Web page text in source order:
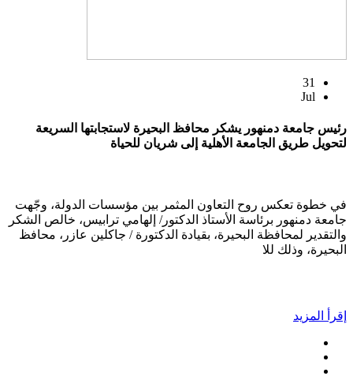
31
Jul
رئيس جامعة دمنهور يشكر محافظ البحيرة لاستجابتها السريعة
لتحويل طريق الجامعة الأهلية إلى شريان للحياة
في خطوة تعكس روح التعاون المثمر بين مؤسسات الدولة، وجّهت
جامعة دمنهور برئاسة الأستاذ الدكتور/ إلهامي ترابيس، خالص الشكر
والتقدير لمحافظة البحيرة، بقيادة الدكتورة / جاكلين عازر، محافظ
البحيرة، وذلك للا
إقرأ المزيد